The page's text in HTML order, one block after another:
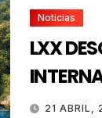
Noticias
LXX
ASÓN
21 ABRIL,